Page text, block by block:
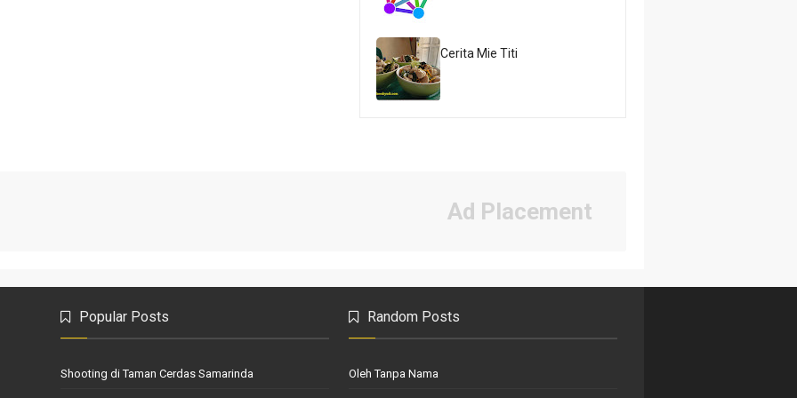
Cerita Mie Titi
Ad Placement
Popular Posts
Shooting di Taman Cerdas Samarinda
Random Posts
Oleh Tanpa Nama